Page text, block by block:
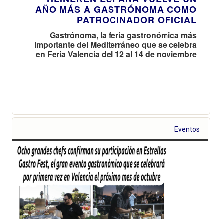
AÑO MÁS A GASTRÓNOMA COMO
PATROCINADOR OFICIAL
Gastrónoma, la feria gastronómica más
importante del Mediterráneo que se celebra
en Feria Valencia del 12 al 14 de noviembre
Eventos